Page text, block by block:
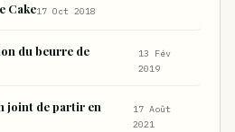
Cake17 Oct 2018
du beurre de
13 Fév
2019
joint de partir en
17 Août
2021